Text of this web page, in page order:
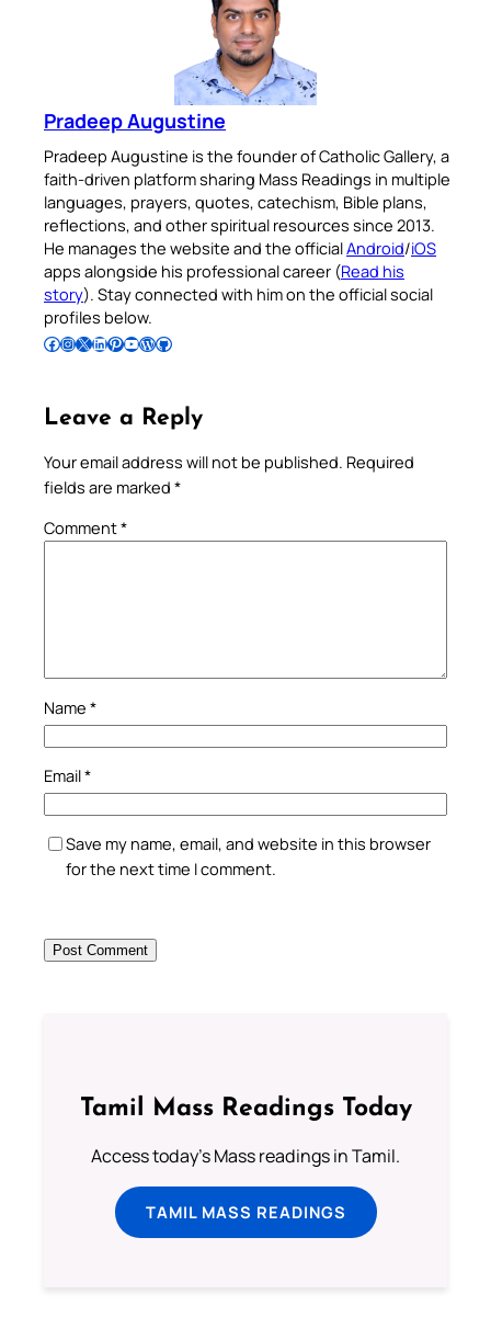
Pradeep Augustine
Pradeep Augustine is the founder of Catholic Gallery, a
faith-driven platform sharing Mass Readings in multiple
languages, prayers, quotes, catechism, Bible plans,
reflections, and other spiritual resources since 2013.
He manages the website and the officialAndroid/iOS
apps alongside his professional career (Read his
story). Stay connected with him on the official social
profiles below.
Follow Pradeep on Facebook Follow Pradeep on InstagramFollow Pradeep on X Follow Pradeep on LinkedIn Follow Pradeep on Pinterest Subscribe to Pradeep’s Youtube Channel Follow Pradeep on WordPress Follow Pradeep on GitHub
Leave a Reply
Your email address will not be published. Required
fields are marked *
Comment*
Name *
Email*
Save my name, email, and website in this browser
for the next time I comment.
Tamil Mass Readings Today
Access today's Mass readings in Tamil.
TAMIL MASS READINGS